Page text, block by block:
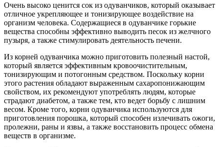
Очень высоко ценится сок из одуванчиков, который оказывает
отличное укрепляющее и тонизирующее воздействие на
организм человека. Содержащиеся в одуванчике горькие
вещества способны эффективно выводить песок из желчного
пузыря, а также стимулировать деятельность печени.
Из корней одуванчика можно приготовить полезный настой,
который является эффективным кровоочистительным,
тонизирующим и потогонным средством. Поскольку корни
этого растения обладают выраженным сахаропонижающим
свойством, их рекомендуют употреблять людям, которые
страдают диабетом, а также тем, кто ведет борьбу с лишним
весом. Кроме того, корни одуванчика используются для
приготовления порошка, который способен излечивать ожоги,
пролежни, раны и язвы, а также восстановить процесс обмена
веществ в организме.